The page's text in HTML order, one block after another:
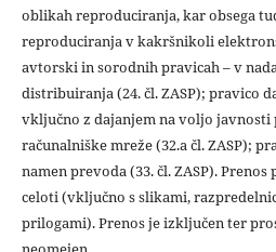
oblikah reproduciranja, kar obsega
reproduciranja v kakršnikoli
avtorski in sorodnih pravicah – v
distribuiranja (24. čl. ZASP); pravico
vključno z dajanjem na voljo javnosti
računalniške mreže (32.a čl. ZASP);
namen prevoda (33. čl. ZASP).
celoti (vključno s slikami,
prilogami). Prenos je izključen ter